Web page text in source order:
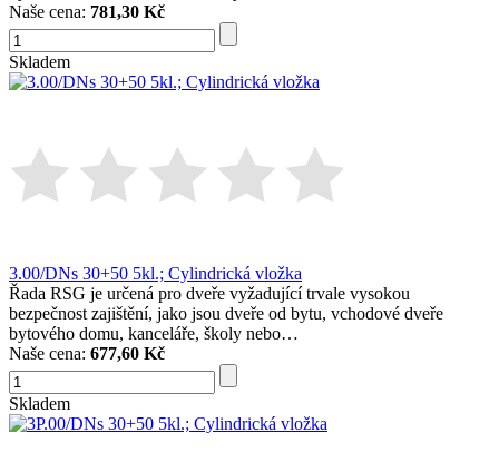
Naše cena: 781,30 Kč
Skladem
3.00/DNs 30+50 5kl.; Cylindrická vložka
Řada RSG je určená pro dveře vyžadující trvale vysokou
bezpečnost zajištění, jako jsou dveře od bytu, vchodové dveře
bytového domu, kanceláře, školy nebo…
Naše cena: 677,60 Kč
Skladem